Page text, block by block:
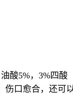
酸5%，3%四酸
口愈合，还